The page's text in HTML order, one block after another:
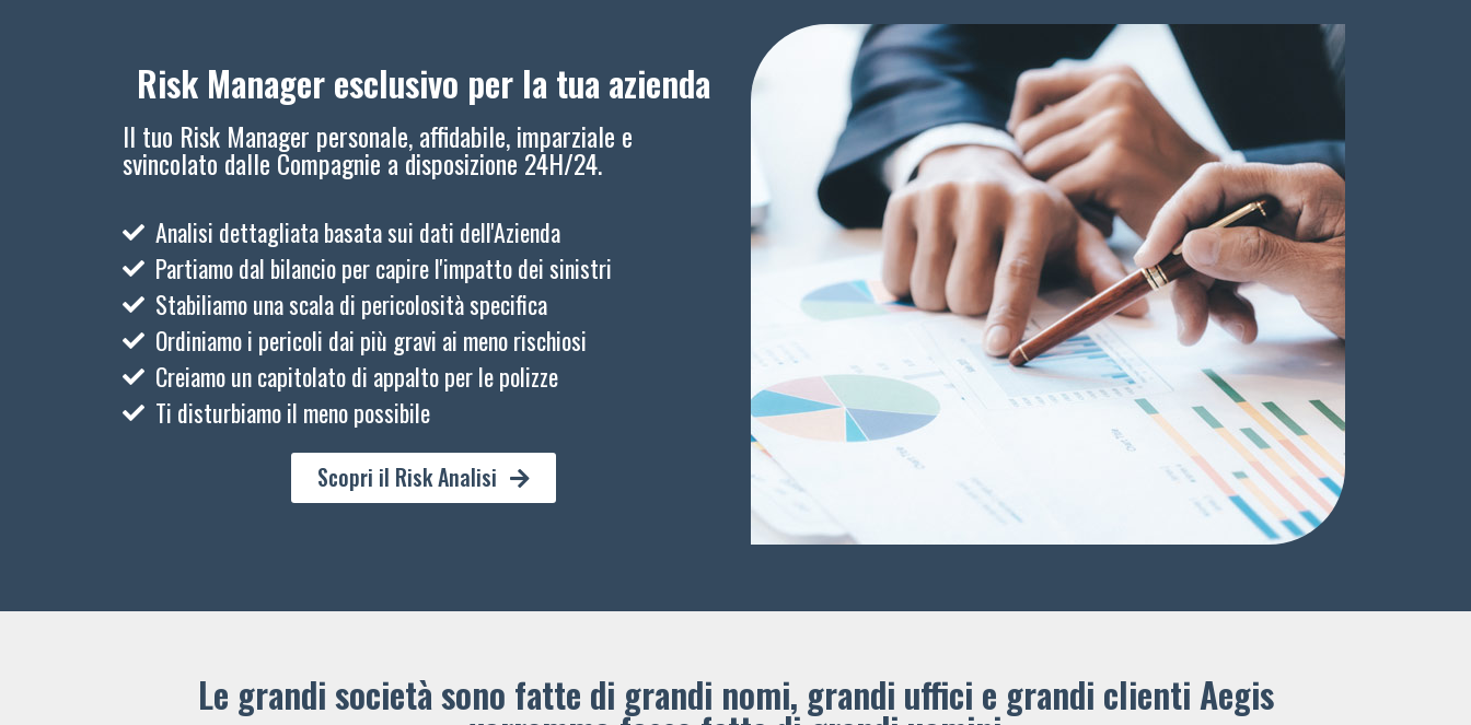
Risk Manager esclusivo per la tua azienda
Il tuo Risk Manager personale, affidabile, imparziale e
svincolato dalle Compagnie a disposizione 24H/24.
Analisi dettagliata basata sui dati dell'Azienda
Partiamo dal bilancio per capire l'impatto dei sinistri
Stabiliamo una scala di pericolosità specifica
Ordiniamo i pericoli dai più gravi ai meno rischiosi
Creiamo un capitolato di appalto per le polizze
Ti disturbiamo il meno possibile
Scopri il Risk Analisi
Le grandi società sono fatte di grandi nomi, grandi uffici e grandi clienti ​Aegis